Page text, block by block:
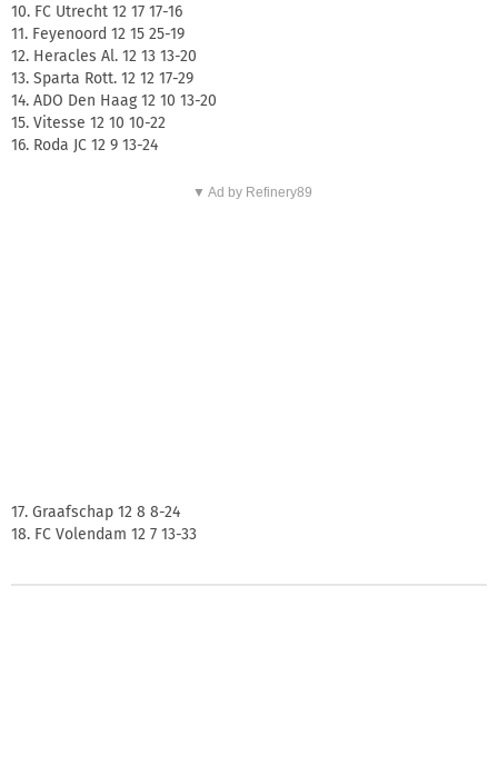
10. FC Utrecht 12 17 17-16
11. Feyenoord 12 15 25-19
12. Heracles Al. 12 13 13-20
13. Sparta Rott. 12 12 17-29
14. ADO Den Haag 12 10 13-20
15. Vitesse 12 10 10-22
16. Roda JC 12 9 13-24
▼ Ad by Refinery89
17. Graafschap 12 8 8-24
18. FC Volendam 12 7 13-33